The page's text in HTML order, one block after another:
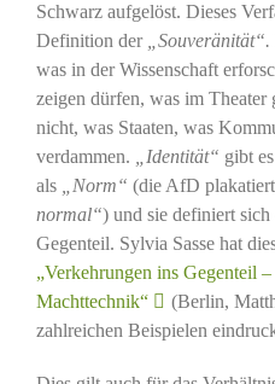
Schwarz aufgelöst. Dieses
Definition der
„Souveränität“.
was in der Wissenschaft
zeigen dürfen, was im Theater
nicht, was Staaten, was
verdammen.
„Identität“ gibt
als
„Norm“ (die AfD plakatiert
normal“) und sie definiert
Gegenteil. Sylvia Sasse hat
„Verkehrungen ins Gegenteil
Machttechnik“
(Berlin,
zahlreichen Beispielen